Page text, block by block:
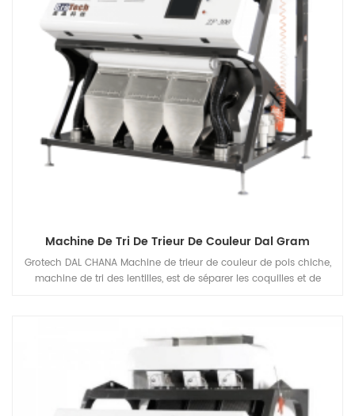
Machine De Tri De Trieur De Couleur Dal Gram
Grotech DAL CHANA Machine de trieur de couleur de pois chiche,
machine de tri des lentilles, est de séparer les coquilles et de